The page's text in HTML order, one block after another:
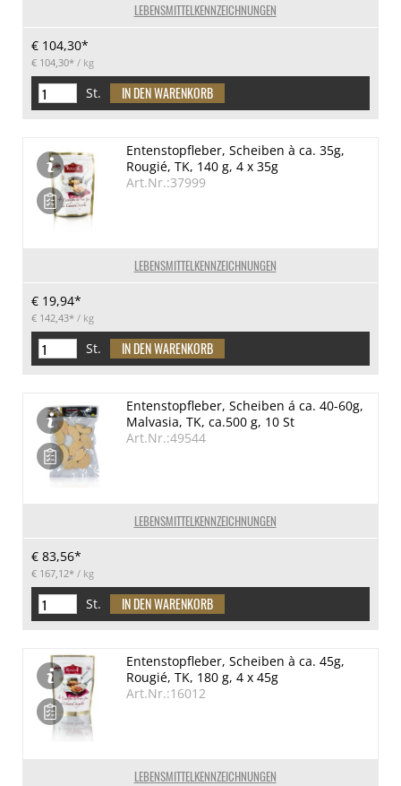
LEBENSMITTELKENNZEICHNUNGEN
€ 104,30*
€ 104,30* / kg
St.
LEBENSMITTELKENNZEICHNUNGEN
Entenstopfleber, Scheiben à ca. 35g,
Rougié, TK, 140 g, 4 x 35g
Art.Nr.:37999
€ 19,94*
€ 142,43* / kg
St.
LEBENSMITTELKENNZEICHNUNGEN
Entenstopfleber, Scheiben á ca. 40-60g,
Malvasia, TK, ca.500 g, 10 St
Art.Nr.:49544
€ 83,56*
€ 167,12* / kg
St.
LEBENSMITTELKENNZEICHNUNGEN
Entenstopfleber, Scheiben à ca. 45g,
Rougié, TK, 180 g, 4 x 45g
Art.Nr.:16012